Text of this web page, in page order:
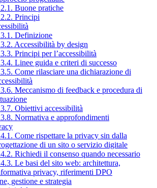
Buone pratiche
Principi
Definizione
Accessibilità by design
Principi per l’accessibilità
Linee guida e criteri di successo
Come rilasciare una dichiarazione di
Meccanismo di feedback e procedura di
Obiettivi accessibilità
Normativa e approfondimenti
Come rispettare la privacy sin dalla
di un sito o servizio digitale
Richiedi il consenso quando necessario
Le basi del sito web: architettura,
privacy, riferimenti DPO
gestione e strategia